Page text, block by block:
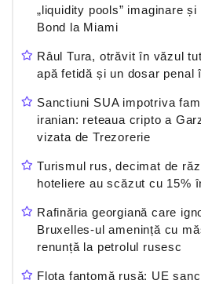
„liquidity pools” imaginare
Bond la Miami
Râul Tura, otrăvit în văzul
apă fetidă și un dosar penal
Sanctiuni SUA impotriva
iranian: reteaua cripto a
vizata de Trezorerie
Turismul rus, decimat de
hoteliere au scăzut cu 15%
Rafinăria georgiană care
Bruxelles-ul amenință cu
renunță la petrolul rusesc
Flota fantomă rusă: UE